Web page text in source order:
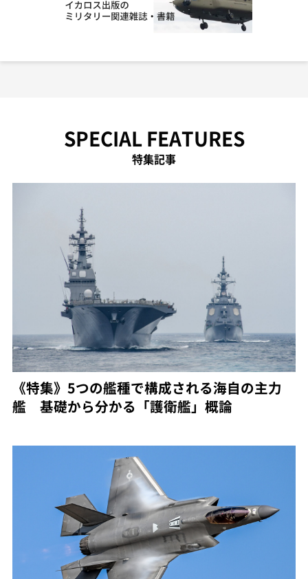
SPECIAL FEATURES
特集記事
《特集》5つの艦種で構成される海自の主力
艦 基礎から分かる「護衛艦」概論